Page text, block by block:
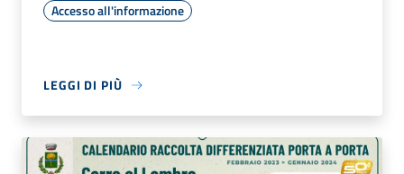
Accesso all'informazione
LEGGI DI PIÙ